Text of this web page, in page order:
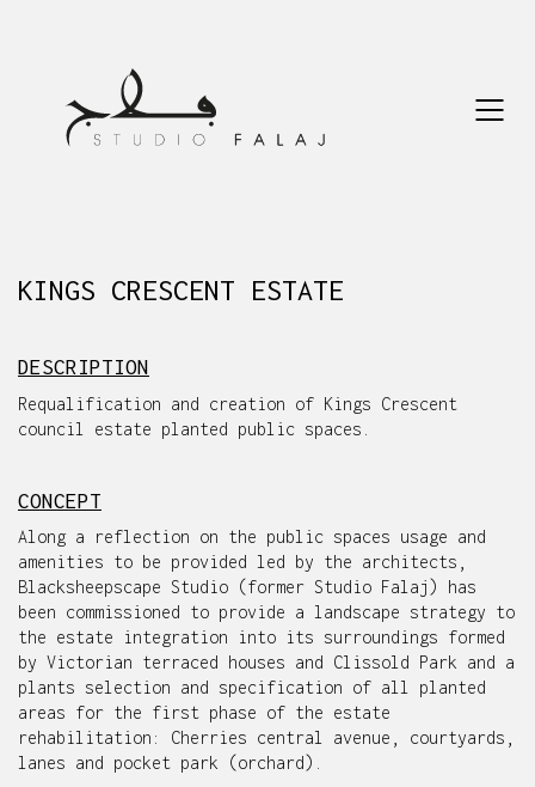
KINGS CRESCENT ESTATE
DESCRIPTION
Requalification and creation of Kings Crescent
council estate planted public spaces.
CONCEPT
Along a reflection on the public spaces usage and
amenities to be provided led by the architects,
Blacksheepscape Studio (former Studio Falaj) has
been commissioned to provide a landscape strategy to
the estate integration into its surroundings formed
by Victorian terraced houses and Clissold Park and a
plants selection and specification of all planted
areas for the first phase of the estate
rehabilitation: Cherries central avenue, courtyards,
lanes and pocket park (orchard).